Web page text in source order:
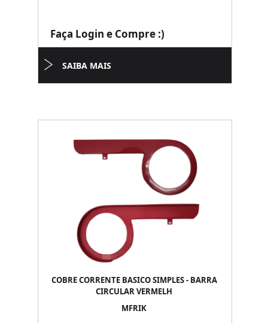
Faça Login e Compre :)
SAIBA MAIS
COBRE CORRENTE BASICO SIMPLES - BARRA
CIRCULAR VERMELH
MFRIK